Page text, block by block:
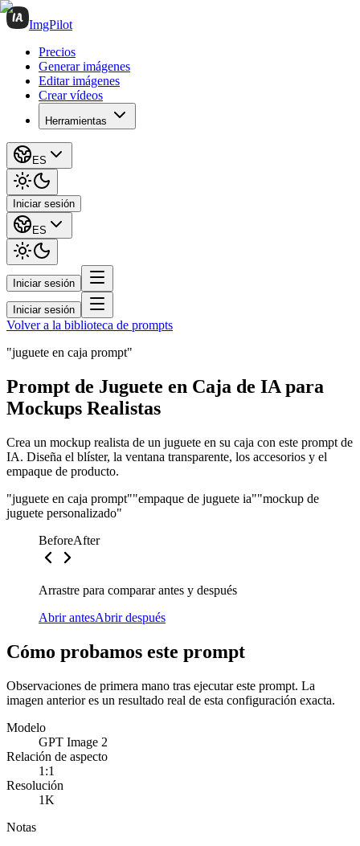
ImgPilot
Precios
Generar imágenes
Editar imágenes
Crear vídeos
Herramientas
ES
Iniciar sesión
ES
Iniciar sesión
Iniciar sesión
Volver a la biblioteca de prompts
"juguete en caja prompt"
Prompt de Juguete en Caja de IA para
Mockups Realistas
Crea un mockup realista de un juguete en su caja con este prompt de
IA. Diseña el blíster, la ventana transparente, los accesorios y el
empaque de producto.
"juguete en caja prompt""empaque de juguete ia""mockup de
juguete personalizado"
BeforeAfter
Arrastre para comparar antes y después
Abrir antesAbrir después
Cómo probamos este prompt
Observaciones de primera mano tras ejecutar este prompt. La
imagen anterior es un resultado real de esta configuración exacta.
Modelo
GPT Image 2
Relación de aspecto
1:1
Resolución
1K
Notas